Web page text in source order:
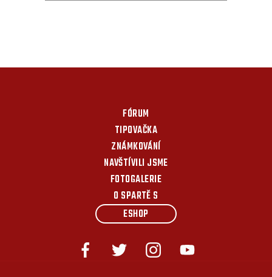
FÓRUM
TIPOVAČKA
ZNÁMKOVÁNÍ
NAVŠTÍVILI JSME
FOTOGALERIE
O SPARTĚ S
ESHOP